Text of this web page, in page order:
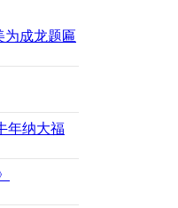
为成龙题匾
年纳大福